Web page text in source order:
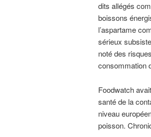
dits allégés
boissons
l’aspartame
sérieux
noté des
consommation
Foodwatch
santé de la
niveau
poisson.